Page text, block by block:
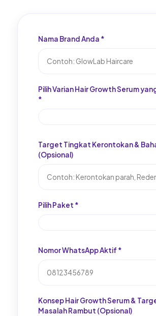
Nama Brand Anda *
Pilih Varian Hair Growth Serum
*
Target Tingkat Kerontokan &
(Opsional)
Pilih Paket *
Nomor WhatsApp Aktif *
Konsep Hair Growth Serum &
Masalah Rambut (Opsional)